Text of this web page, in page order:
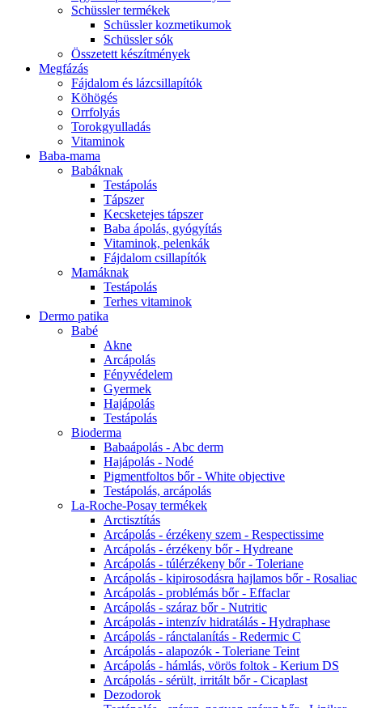
Schüssler termékek
Schüssler kozmetikumok
Schüssler sók
Összetett készítmények
Megfázás
Fájdalom és lázcsillapítók
Köhögés
Orrfolyás
Torokgyulladás
Vitaminok
Baba-mama
Babáknak
Testápolás
Tápszer
Kecsketejes tápszer
Baba ápolás, gyógyítás
Vitaminok, pelenkák
Fájdalom csillapítók
Mamáknak
Testápolás
Terhes vitaminok
Dermo patika
Babé
Akne
Arcápolás
Fényvédelem
Gyermek
Hajápolás
Testápolás
Bioderma
Babaápolás - Abc derm
Hajápolás - Nodé
Pigmentfoltos bőr - White objective
Testápolás, arcápolás
La-Roche-Posay termékek
Arctisztítás
Arcápolás - érzékeny szem - Respectissime
Arcápolás - érzékeny bőr - Hydreane
Arcápolás - túlérzékeny bőr - Toleriane
Arcápolás - kipirosodásra hajlamos bőr - Rosaliac
Arcápolás - problémás bőr - Effaclar
Arcápolás - száraz bőr - Nutritic
Arcápolás - intenzív hidratálás - Hydraphase
Arcápolás - ránctalanítás - Redermic C
Arcápolás - alapozók - Toleriane Teint
Arcápolás - hámlás, vörös foltok - Kerium DS
Arcápolás - sérült, irritált bőr - Cicaplast
Dezodorok